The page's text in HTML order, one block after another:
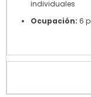
individuales
Ocupación: 6